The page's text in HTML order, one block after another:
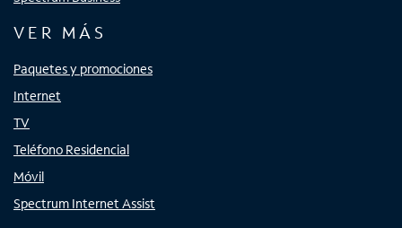
VER MÁS
Paquetes y promociones
Internet
TV
Teléfono Residencial
Móvil
Spectrum Internet Assist